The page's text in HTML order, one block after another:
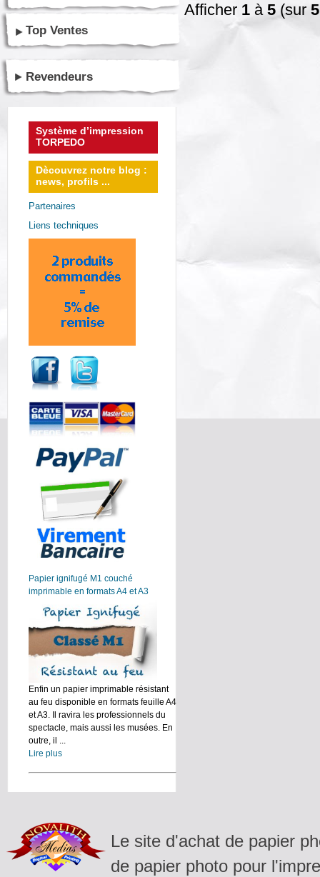
Top Ventes
Revendeurs
Système d’impression
TORPEDO
Dècouvrez notre blog :
news, profils ...
Partenaires
Liens techniques
Papier ignifugé M1 couché
imprimable en formats A4 et A3
Enfin un papier imprimable résistant
au feu disponible en formats feuille A4
et A3. Il ravira les professionnels du
spectacle, mais aussi les musées. En
outre, il ...
Lire plus
Afficher 1 à 5 (sur 5
Le site d'achat de papier
de papier photo pour